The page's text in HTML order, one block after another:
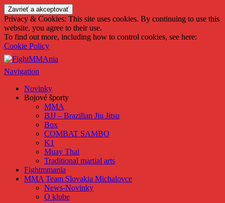
FightMMAnia
Privacy & Cookies: This site uses cookies. By continuing to use this
website, you agree to their use.
To find out more, including how to control cookies, see here:
Cookie Policy
Navigation
Novinky
Bojové športy
MMA
BJJ – Brazilian Jiu Jitsu
Box
COMBAT SAMBO
K1
Muay Thai
Traditional martial arts
Fightmmania
MMA Team Slovakia Michalovce
News-Novinky
O klube